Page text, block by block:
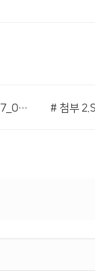
# 첨부 1.Screenshot_20250707_090553_Polaris Viewer.jpg